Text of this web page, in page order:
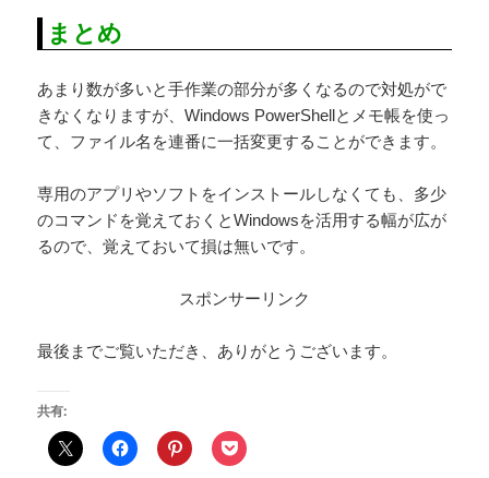
まとめ
あまり数が多いと手作業の部分が多くなるので対処がで
きなくなりますが、Windows PowerShellとメモ帳を使っ
て、ファイル名を連番に一括変更することができます。
専用のアプリやソフトをインストールしなくても、多少
のコマンドを覚えておくとWindowsを活用する幅が広が
るので、覚えておいて損は無いです。
スポンサーリンク
最後までご覧いただき、ありがとうございます。
共有: